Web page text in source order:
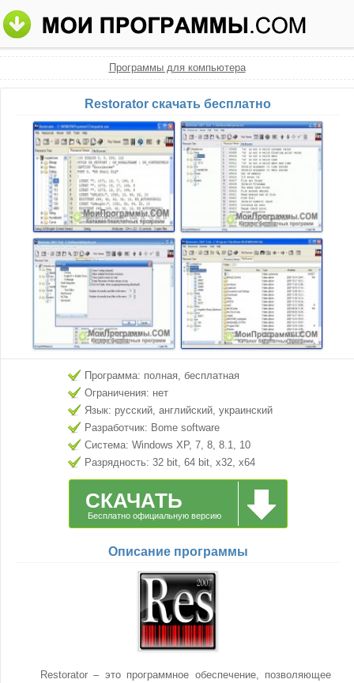
Программы для компьютера
Restorator скачать бесплатно
Программа: полная, бесплатная
Ограничения: нет
Язык: русский, английский, украинский
Разработчик: Bome software
Система: Windows XP, 7, 8, 8.1, 10
Разрядность: 32 bit, 64 bit, x32, x64
СКАЧАТЬ
Бесплатно официальную версию
Описание программы
Restorator – это программное обеспечение, позволяющее